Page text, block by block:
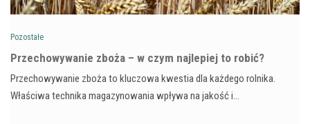
Pozostałe
Przechowywanie zboża – w czym najlepiej to robić?
Przechowywanie zboża to kluczowa kwestia dla każdego rolnika.
Właściwa technika magazynowania wpływa na jakość i…